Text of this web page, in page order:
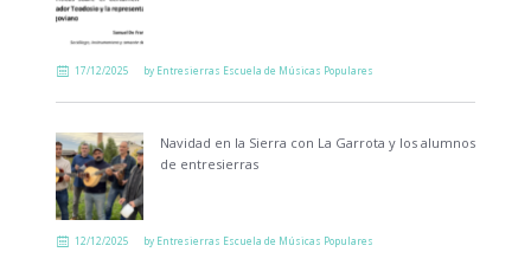
17/12/2025 by Entresierras Escuela de Músicas Populares
Navidad en la Sierra con La Garrota y los alumnos
de entresierras
12/12/2025 by Entresierras Escuela de Músicas Populares